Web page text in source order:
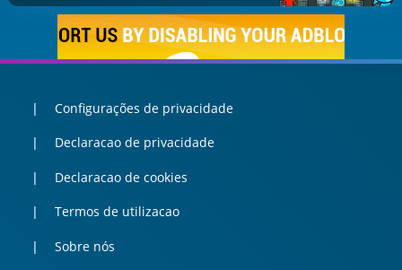
Configurações de privacidade
Declaracao de privacidade
Declaracao de cookies
Termos de utilizacao
Sobre nós